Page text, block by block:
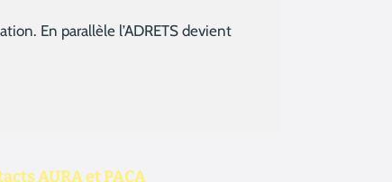
En parallèle l’ADRETS devient
AURA et PACA